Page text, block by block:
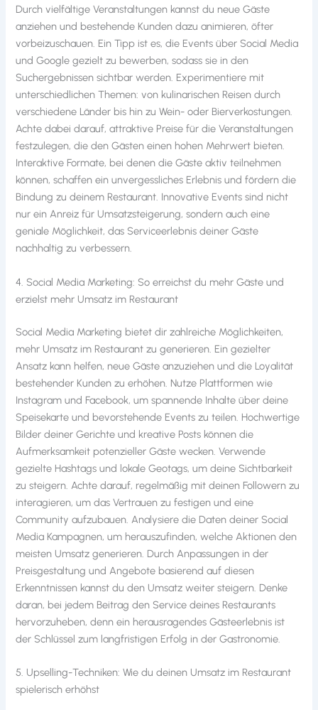
Durch vielfältige Veranstaltungen kannst du neue Gäste
anziehen und bestehende Kunden dazu animieren, öfter
vorbeizuschauen. Ein Tipp ist es, die Events über Social Media
und Google gezielt zu bewerben, sodass sie in den
Suchergebnissen sichtbar werden. Experimentiere mit
unterschiedlichen Themen: von kulinarischen Reisen durch
verschiedene Länder bis hin zu Wein- oder Bierverkostungen.
Achte dabei darauf, attraktive Preise für die Veranstaltungen
festzulegen, die den Gästen einen hohen Mehrwert bieten.
Interaktive Formate, bei denen die Gäste aktiv teilnehmen
können, schaffen ein unvergessliches Erlebnis und fördern die
Bindung zu deinem Restaurant. Innovative Events sind nicht
nur ein Anreiz für Umsatzsteigerung, sondern auch eine
geniale Möglichkeit, das Serviceerlebnis deiner Gäste
nachhaltig zu verbessern.
4. Social Media Marketing: So erreichst du mehr Gäste und
erzielst mehr Umsatz im Restaurant
Social Media Marketing bietet dir zahlreiche Möglichkeiten,
mehr Umsatz im Restaurant zu generieren. Ein gezielter
Ansatz kann helfen, neue Gäste anzuziehen und die Loyalität
bestehender Kunden zu erhöhen. Nutze Plattformen wie
Instagram und Facebook, um spannende Inhalte über deine
Speisekarte und bevorstehende Events zu teilen. Hochwertige
Bilder deiner Gerichte und kreative Posts können die
Aufmerksamkeit potenzieller Gäste wecken. Verwende
gezielte Hashtags und lokale Geotags, um deine Sichtbarkeit
zu steigern. Achte darauf, regelmäßig mit deinen Followern zu
interagieren, um das Vertrauen zu festigen und eine
Community aufzubauen. Analysiere die Daten deiner Social
Media Kampagnen, um herauszufinden, welche Aktionen den
meisten Umsatz generieren. Durch Anpassungen in der
Preisgestaltung und Angebote basierend auf diesen
Erkenntnissen kannst du den Umsatz weiter steigern. Denke
daran, bei jedem Beitrag den Service deines Restaurants
hervorzuheben, denn ein herausragendes Gästeerlebnis ist
der Schlüssel zum langfristigen Erfolg in der Gastronomie.
5. Upselling-Techniken: Wie du deinen Umsatz im Restaurant
spielerisch erhöhst